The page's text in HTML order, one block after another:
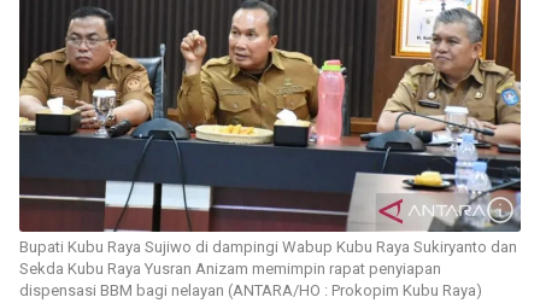
Bupati Kubu Raya Sujiwo di dampingi Wabup Kubu Raya Sukiryanto dan
Sekda Kubu Raya Yusran Anizam memimpin rapat penyiapan
dispensasi BBM bagi nelayan (ANTARA/HO : Prokopim Kubu Raya)